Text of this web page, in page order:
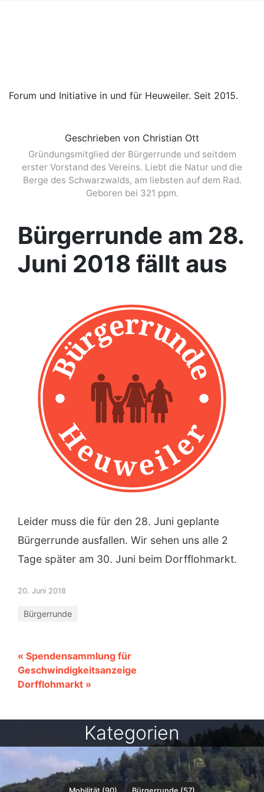
Forum und Initiative in und für Heuweiler. Seit 2015.
Geschrieben von Christian Ott
Gründungsmitglied der Bürgerrunde und seitdem
erster Vorstand des Vereins. Liebt die Natur und die
Berge des Schwarzwalds, am liebsten auf dem Rad.
Geboren bei 321 ppm.
Bürgerrunde am 28.
Juni 2018 fällt aus
Leider muss die für den 28. Juni geplante
Bürgerrunde ausfallen. Wir sehen uns alle 2
Tage später am 30. Juni beim Dorfflohmarkt.
20. Juni 2018
Bürgerrunde
« Spendensammlung für
Geschwindigkeitsanzeige
Dorfflohmarkt »
Kategorien